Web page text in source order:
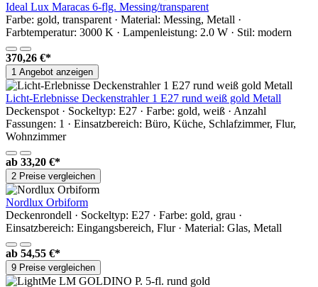
Ideal Lux Maracas 6-flg. Messing/transparent
Farbe: gold, transparent · Material: Messing, Metall ·
Farbtemperatur: 3000 K · Lampenleistung: 2.0 W · Stil: modern
370,26 €*
1 Angebot anzeigen
Licht-Erlebnisse Deckenstrahler 1 E27 rund weiß gold Metall
Deckenspot · Sockeltyp: E27 · Farbe: gold, weiß · Anzahl
Fassungen: 1 · Einsatzbereich: Büro, Küche, Schlafzimmer, Flur,
Wohnzimmer
ab 33,20 €*
2 Preise vergleichen
Nordlux Orbiform
Deckenrondell · Sockeltyp: E27 · Farbe: gold, grau ·
Einsatzbereich: Eingangsbereich, Flur · Material: Glas, Metall
ab 54,55 €*
9 Preise vergleichen